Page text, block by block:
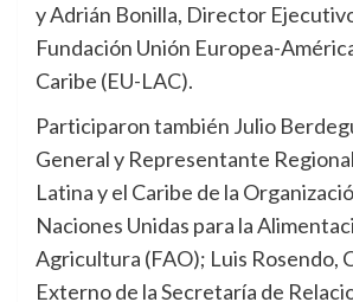
y Adrián Bonilla, Director
Fundación Unión Europea-
Caribe (EU-LAC).
Participaron también Julio
General y Representante
Latina y el Caribe de la
Naciones Unidas para la
Agricultura (FAO); Luis Rosendo,
Externo de la Secretaría de